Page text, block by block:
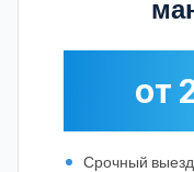
от
Срочный выезд